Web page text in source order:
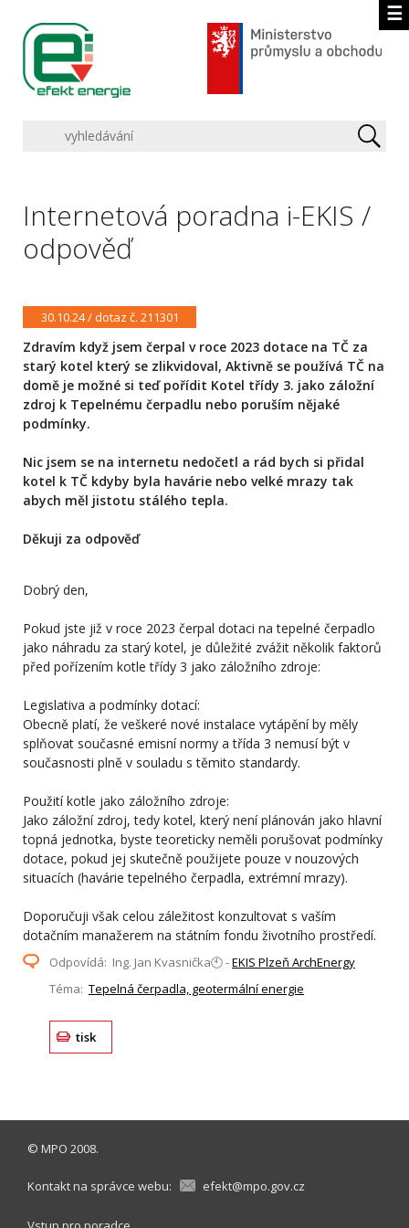
☰
Internetová poradna i-EKIS /
odpověď
30.10.24 / dotaz č. 211301
Zdravím když jsem čerpal v roce 2023 dotace na TČ za
starý kotel který se zlikvidoval, Aktivně se používá TČ na
domě je možné si teď pořídit Kotel třídy 3. jako záložní
zdroj k Tepelnému čerpadlu nebo poruším nějaké
podmínky.
Nic jsem se na internetu nedočetl a rád bych si přidal
kotel k TČ kdyby byla havárie nebo velké mrazy tak
abych měl jistotu stálého tepla.
Děkuji za odpověď
Dobrý den,
Pokud jste již v roce 2023 čerpal dotaci na tepelné čerpadlo
jako náhradu za starý kotel, je důležité zvážit několik faktorů
před pořízením kotle třídy 3 jako záložního zdroje:
Legislativa a podmínky dotací:
Obecně platí, že veškeré nové instalace vytápění by měly
splňovat současné emisní normy a třída 3 nemusí být v
současnosti plně v souladu s těmito standardy.
Použití kotle jako záložního zdroje:
Jako záložní zdroj, tedy kotel, který není plánován jako hlavní
topná jednotka, byste teoreticky neměli porušovat podmínky
dotace, pokud jej skutečně použijete pouze v nouzových
situacích (havárie tepelného čerpadla, extrémní mrazy).
Doporučuji však celou záležitost konzultovat s vaším
dotačním manažerem na státním fondu životního prostředí.
Odpovídá: Ing. Jan Kvasnička🕙 -EKIS Plzeň ArchEnergy
Téma: Tepelná čerpadla, geotermální energie
tisk
© MPO 2008.
Kontakt na správce webu: efekt@mpo.gov.cz